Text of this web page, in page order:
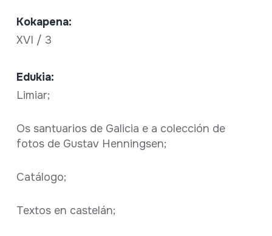
Kokapena:
XVI / 3
Edukia:
Limiar;
Os santuarios de Galicia e a colección de
fotos de Gustav Henningsen;
Catálogo;
Textos en castelán;